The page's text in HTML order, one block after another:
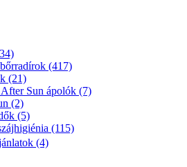
(417)
(21)
Sun ápolók (7)
(2)
(5)
(115)
(4)